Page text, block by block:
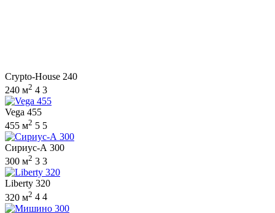
Crypto-House 240
240 м2 4 3
Vega 455
455 м2 5 5
Сириус-А 300
300 м2 3 3
Liberty 320
320 м2 4 4